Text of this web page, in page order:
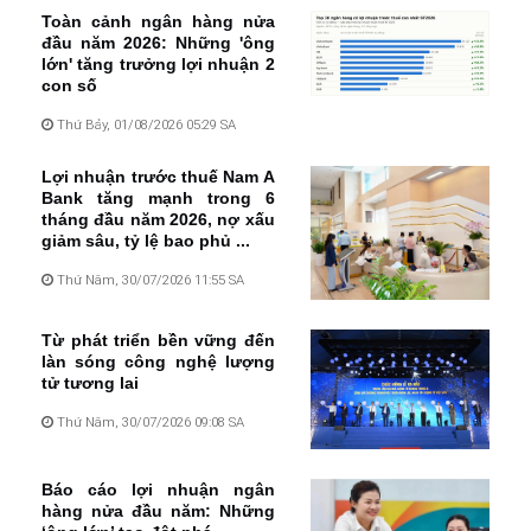
Toàn cảnh ngân hàng nửa
đầu năm 2026: Những 'ông
lớn' tăng trưởng lợi nhuận 2
con số
Thứ Bảy, 01/08/2026 05:29 SA
Lợi nhuận trước thuế Nam A
Bank tăng mạnh trong 6
tháng đầu năm 2026, nợ xấu
giảm sâu, tỷ lệ bao phủ ...
Thứ Năm, 30/07/2026 11:55 SA
Từ phát triển bền vững đến
làn sóng công nghệ lượng
tử tương lai
Thứ Năm, 30/07/2026 09:08 SA
Báo cáo lợi nhuận ngân
hàng nửa đầu năm: Những